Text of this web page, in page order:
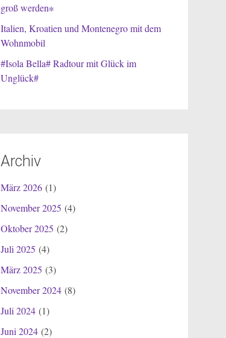
groß werden∗
Italien, Kroatien und Montenegro mit dem
Wohnmobil
#Isola Bella# Radtour mit Glück im
Unglück#
Archiv
März 2026(1)
November 2025 (4)
Oktober 2025 (2)
Juli 2025 (4)
März 2025 (3)
November 2024(8)
Juli 2024(1)
Juni 2024(2)